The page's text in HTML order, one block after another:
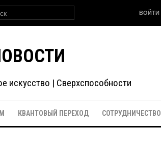
ВОЙТИ
искусство | Сверхспособности
КВАНТОВЫЙ ПЕРЕХОД СОТРУДНИЧЕСТВО